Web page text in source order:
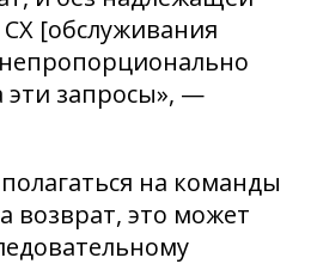
[обслуживания
эти запросы», —
на команды
возврат, это может